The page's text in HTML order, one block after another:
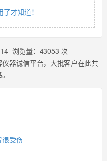
才知道！
浏览量： 43053 次
器诚信平台，大批客户在此共
很受伤